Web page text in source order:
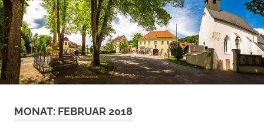
springen
MONAT: FEBRUAR 2018